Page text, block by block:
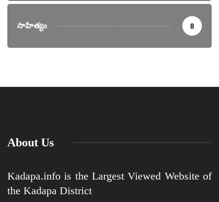
సాహిత్యం 8
About Us
Kadapa.info is the Largest Viewed Website of
the Kadapa District